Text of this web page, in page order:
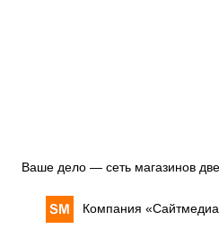
Ваше дело — сеть магазинов
Компания «Сайтмедиа